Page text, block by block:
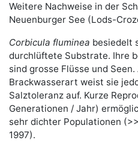
Weitere Nachweise in der
Neuenburger See (Lods-
Corbicula fluminea besiedelt
durchlüftete Substrate. Ihre
sind grosse Flüsse und
Brackwasserart weist sie
Salztoleranz auf. Kurze
Generationen / Jahr)
sehr dichter Populationen
1997).